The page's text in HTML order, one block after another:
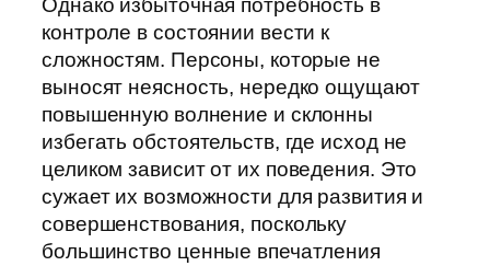
Однако избыточная потребность в
контроле в состоянии вести к
сложностям. Персоны, которые не
выносят неясность, нередко ощущают
повышенную волнение и склонны
избегать обстоятельств, где исход не
целиком зависит от их поведения. Это
сужает их возможности для развития и
совершенствования, поскольку
большинство ценные впечатления